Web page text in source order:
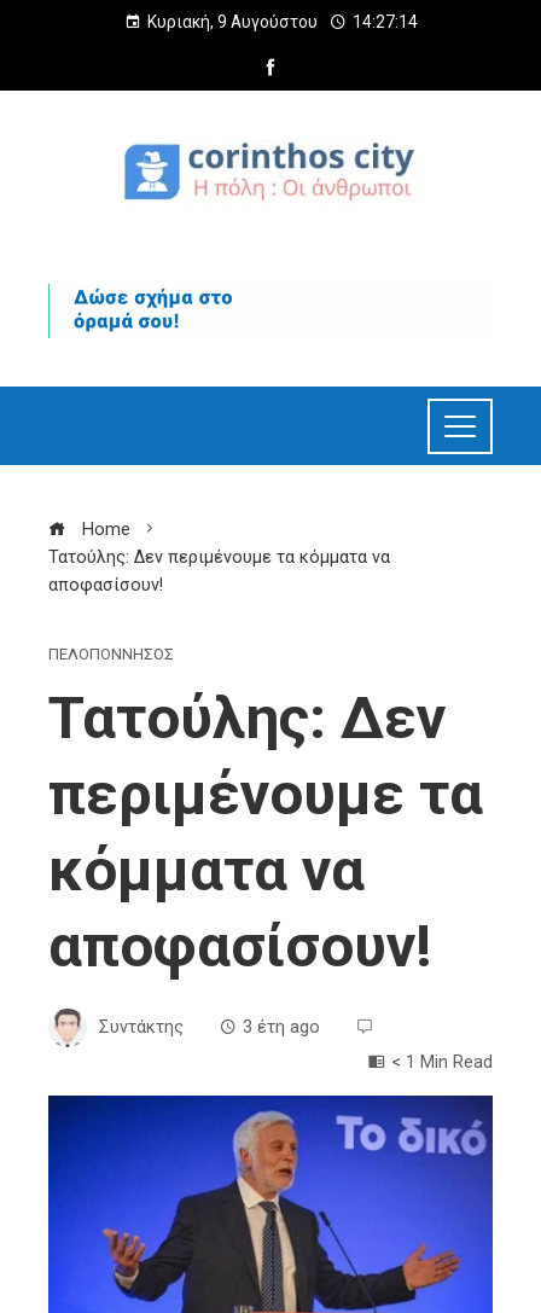
Κυριακή, 9 Αυγούστου 14:27:15
Home
Τατούλης: Δεν περιμένουμε τα κόμματα να
αποφασίσουν!
ΠΕΛΟΠΟΝΝΗΣΟΣ
Τατούλης: Δεν
περιμένουμε τα
κόμματα να
αποφασίσουν!
Συντάκτης
3 έτη ago
< 1 Min Read